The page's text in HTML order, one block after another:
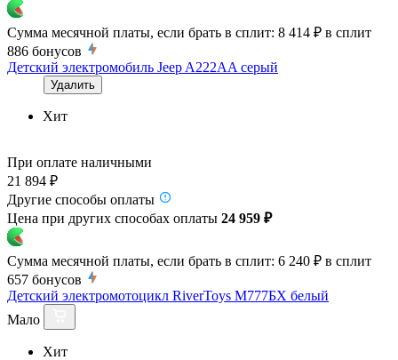
Сумма месячной платы, если брать в сплит: 8 414 ₽ в сплит
886 бонусов
Детский электромобиль Jeep A222AA серый
Удалить
Хит
При оплате наличными
21 894 ₽
Другие способы оплаты
Цена при других способах оплаты 24 959 ₽
Сумма месячной платы, если брать в сплит: 6 240 ₽ в сплит
657 бонусов
Детский электромотоцикл RiverToys М777БХ белый
Мало
Хит